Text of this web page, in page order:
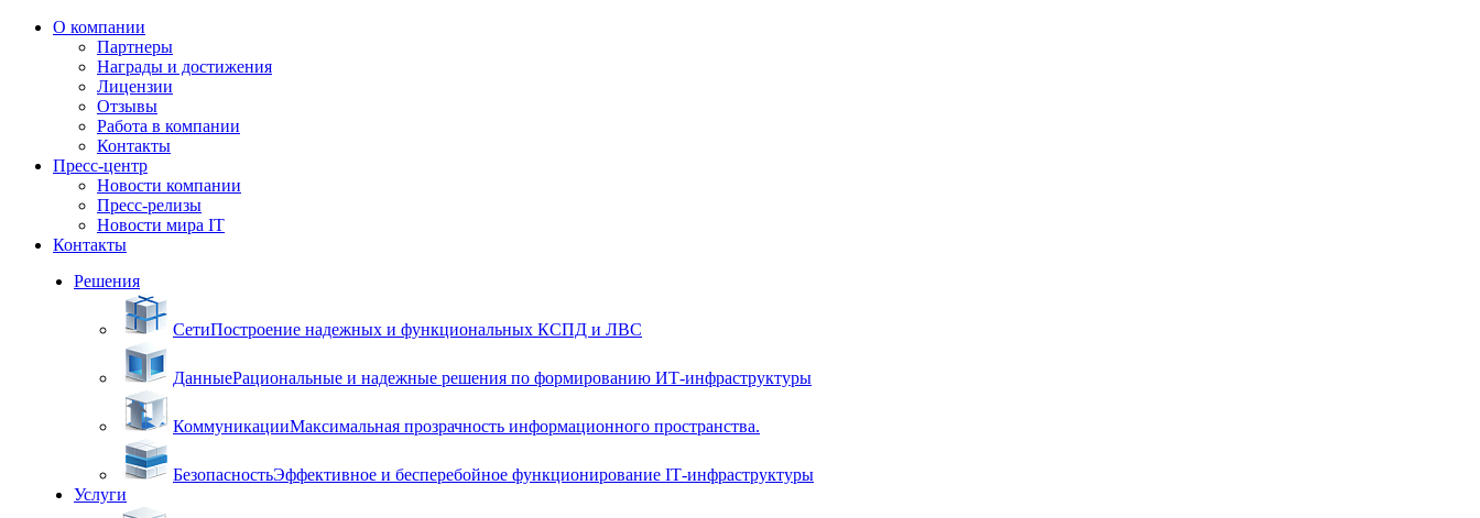
О компании
Партнеры
Награды и достижения
Лицензии
Отзывы
Работа в компании
Контакты
Пресс-центр
Новости компании
Пресс-релизы
Новости мира IT
Контакты
Решения
СетиПостроение надежных и функциональных КСПД и ЛВС
ДанныеРациональные и надежные решения по формированию ИТ-инфраструктуры
КоммуникацииМаксимальная прозрачность информационного пространства.
БезопасностьЭффективное и бесперебойное функционирование IТ-инфраструктуры
Услуги